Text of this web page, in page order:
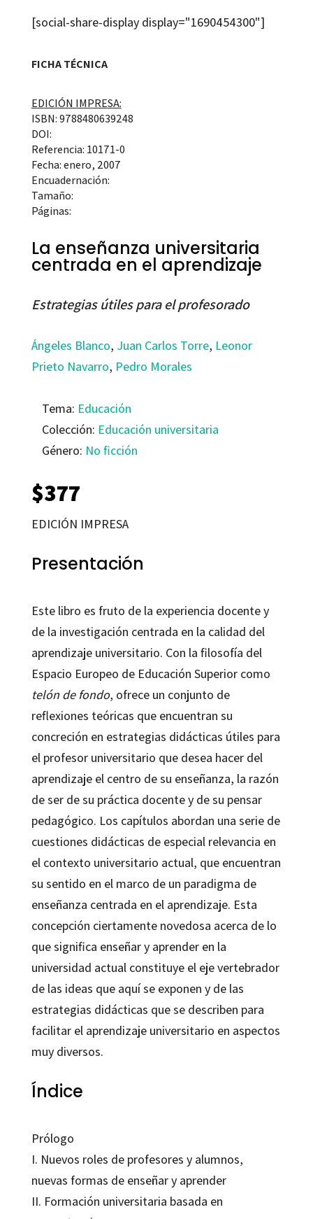
[social-share-display display="1690454300"]
FICHA TÉCNICA
EDICIÓN IMPRESA:
ISBN: 9788480639248
DOI:
Referencia: 10171-0
Fecha: enero, 2007
Encuadernación:
Tamaño:
Páginas:
La enseñanza universitaria
centrada en el aprendizaje
Estrategias útiles para el profesorado
Ángeles Blanco, Juan Carlos Torre, Leonor
Prieto Navarro, Pedro Morales
Tema: Educación
Colección: Educación universitaria
Género: No ficción
$377
EDICIÓN IMPRESA
Presentación
Este libro es fruto de la experiencia docente y
de la investigación centrada en la calidad del
aprendizaje universitario. Con la filosofía del
Espacio Europeo de Educación Superior como
telón de fondo, ofrece un conjunto de
reflexiones teóricas que encuentran su
concreción en estrategias didácticas útiles para
el profesor universitario que desea hacer del
aprendizaje el centro de su enseñanza, la razón
de ser de su práctica docente y de su pensar
pedagógico. Los capítulos abordan una serie de
cuestiones didácticas de especial relevancia en
el contexto universitario actual, que encuentran
su sentido en el marco de un paradigma de
enseñanza centrada en el aprendizaje. Esta
concepción ciertamente novedosa acerca de lo
que significa enseñar y aprender en la
universidad actual constituye el eje vertebrador
de las ideas que aquí se exponen y de las
estrategias didácticas que se describen para
facilitar el aprendizaje universitario en aspectos
muy diversos.
Índice
Prólogo
I. Nuevos roles de profesores y alumnos,
nuevas formas de enseñar y aprender
II. Formación universitaria basada en